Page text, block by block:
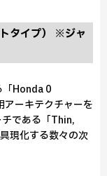
タイプ） ※ジャ
Honda 0
アーキテクチャーを
である「Thin,
現化する数々の次